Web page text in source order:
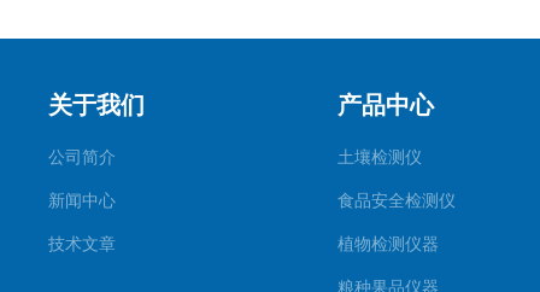
关于我们
公司简介
新闻中心
技术文章
产品中心
土壤检测仪
食品安全检测仪
植物检测仪器
粮种果品仪器